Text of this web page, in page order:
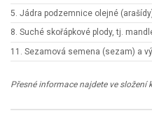
5. Jádra podzemnice olejné
8. Suché skořápkové plody, tj.
11. Sezamová semena (sezam) a
Přesné informace najdete ve složení